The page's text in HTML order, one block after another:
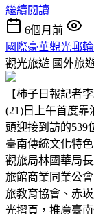
繼續閱讀
6個月前
國際豪華觀光郵
觀光旅遊 國外旅
【柿子日報記者
(21)日上午首度靠
頭迎接到訪的539
臺南傳統文化特
觀旅局林國華局
旅館商業同業公
旅教育協會、赤
光摺頁，推廣臺